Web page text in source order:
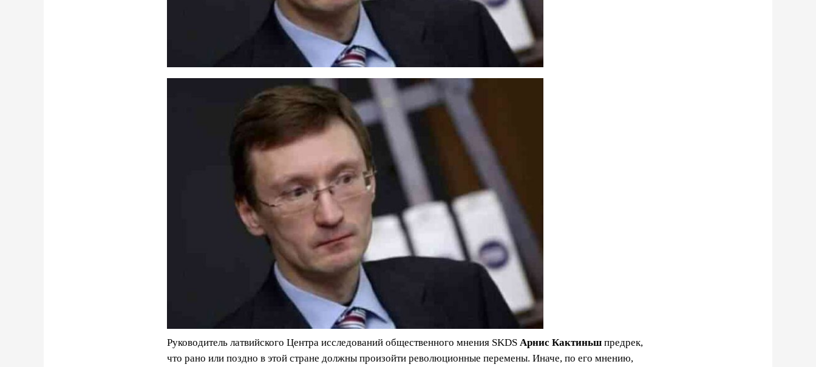
Руководитель латвийского Центра исследований общественного мнения SKDS Арнис Кактиньш предрек,
что рано или поздно в этой стране должны произойти революционные перемены. Иначе, по его мнению,